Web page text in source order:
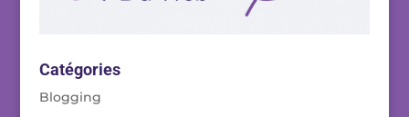
Catégories
Blogging